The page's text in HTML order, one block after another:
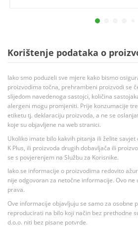
Korištenje podataka o
Iako smo poduzeli sve mjere kako bismo
proizvodima točna, prehrambeni proizvodi se
slijedom navedenoga sastojci, količina
alergeni mogu promjeniti. Prije konzumacije
etiketu tj. deklaraciju proizvoda, a ne se
koje su objavljene na web stranici.
Ukoliko imate bilo kakvih pitanja ili želite
K Plus, ili proizvoda drugih dobavljača ili
se s povjerenjem na Službu za Korisnike.
Iako se informacije o proizvodima redovito
nije odgovoran za netočne informacije. Ovo ne
prava.
Ove informacije objavljuju se samo za osobne
reproducirati na bilo koji način bez prethodne
d.o.o. niti bez pisane potvrde.